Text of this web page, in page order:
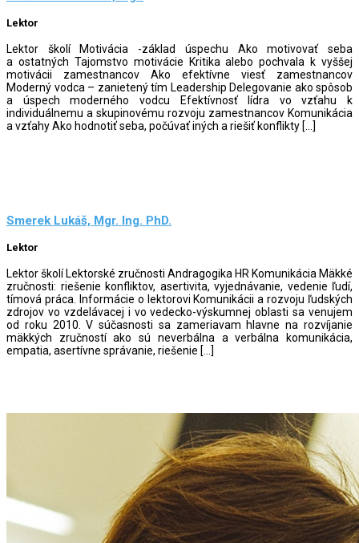
Lektor
Lektor školí Motivácia -základ úspechu Ako motivovať seba
a ostatných Tajomstvo motivácie Kritika alebo pochvala k vyššej
motivácii zamestnancov Ako efektívne viesť zamestnancov
Moderný vodca – zanietený tím Leadership Delegovanie ako spôsob
a úspech moderného vodcu Efektívnosť lídra vo vzťahu k
individuálnemu a skupinovému rozvoju zamestnancov Komunikácia
a vzťahy Ako hodnotiť seba, počúvať iných a riešiť konflikty […]
Smerek Lukáš, Mgr. Ing. PhD.
Lektor
Lektor školí Lektorské zručnosti Andragogika HR Komunikácia Mäkké
zručnosti: riešenie konfliktov, asertivita, vyjednávanie, vedenie ľudí,
tímová práca. Informácie o lektorovi Komunikácii a rozvoju ľudských
zdrojov vo vzdelávacej i vo vedecko-výskumnej oblasti sa venujem
od roku 2010. V súčasnosti sa zameriavam hlavne na rozvíjanie
mäkkých zručností ako sú neverbálna a verbálna komunikácia,
empatia, asertívne správanie, riešenie […]